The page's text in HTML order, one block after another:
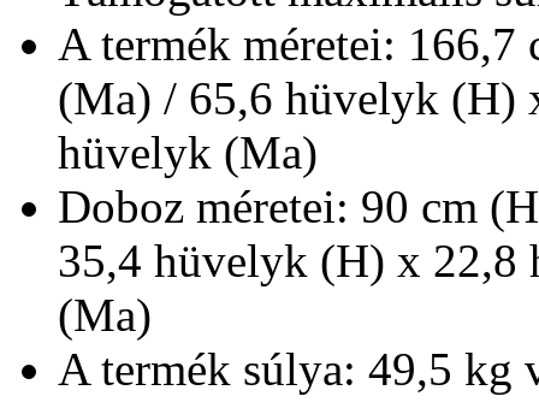
A termék méretei:
(Ma) / 65,6 hüvelyk (H)
hüvelyk (Ma)
Doboz méretei: 90 cm
35,4 hüvelyk (H) x 22,8
(Ma)
A termék súlya: 49,5 kg